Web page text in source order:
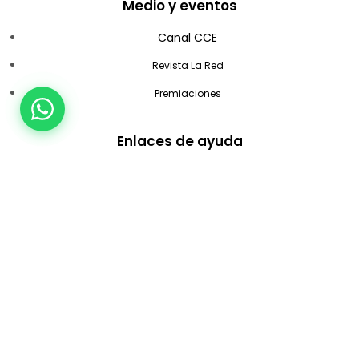
Medio y eventos
Canal CCE
Revista La Red
Premiaciones
Enlaces de ayuda